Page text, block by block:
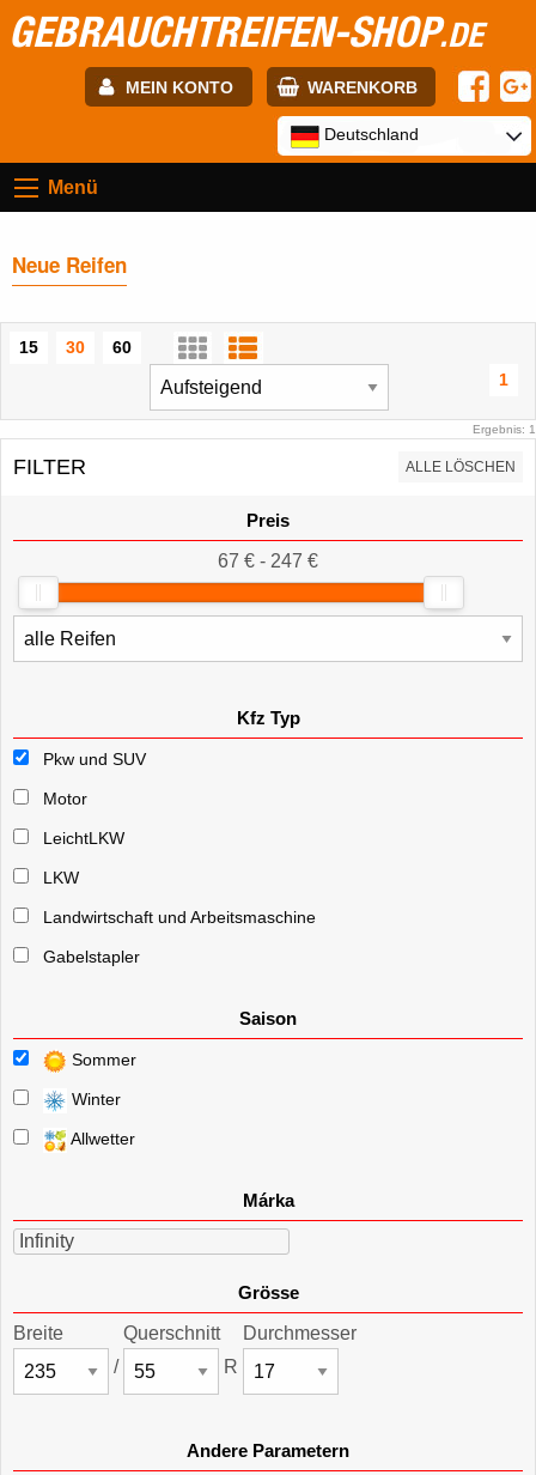
GEBRAUCHTREIFEN-SHOP.DE
MEIN KONTO WARENKORB
Passwort:
Deutschland
Menü
Neue Reifen
15 30
60
1
Ergebnis: 1
FILTER ALLE LÖSCHEN
Preis
67 € - 247 €
Kfz Typ
Pkw und SUV
Motor
LeichtLKW
LKW
Landwirtschaft und Arbeitsmaschine
Gabelstapler
Saison
Sommer
Winter
Allwetter
Márka
Infinity
Grösse
Breite
/
Querschnitt
R
Durchmesser
Andere Parametern